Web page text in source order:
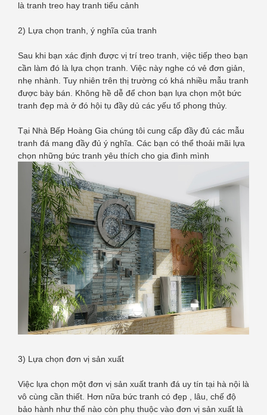
là tranh treo hay tranh tiểu cảnh
2) Lựa chọn tranh, ý nghĩa của tranh
Sau khi bạn xác định được vị trí treo tranh, việc tiếp theo bạn
cần làm đó là lựa chọn tranh. Việc này nghe có vẻ đơn giản,
nhẹ nhành. Tuy nhiên trên thị trường có khá nhiều mẫu tranh
được bày bán. Không hề dễ để chon bạn lựa chọn một bức
tranh đẹp mà ở đó hội tụ đầy dủ các yếu tố phong thủy.
Tại Nhà Bếp Hoàng Gia chúng tôi cung cấp đầy đủ các mẫu
tranh đá mang đầy đủ ý nghĩa. Các bạn có thể thoải mãi lựa
chọn những bức tranh yêu thích cho gia đình mình
3) Lựa chọn đơn vị sản xuất
Việc lựa chọn một đơn vị sản xuất tranh đá uy tín tại hà nội là
vô cùng cần thiết. Hơn nữa bức tranh có đẹp , lâu, chế độ
bảo hành như thế nào còn phụ thuộc vào đơn vị sản xuất là